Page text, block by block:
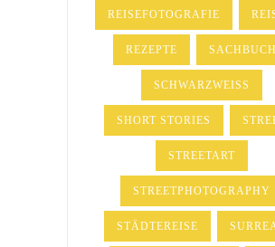
REISEFOTOGRAFIE
REZEPTE SACHBUCH
SCHWARZWEISS
SHORT STORIES
STREETART
STREETPHOTOGRAPHY
STÄDTEREISE